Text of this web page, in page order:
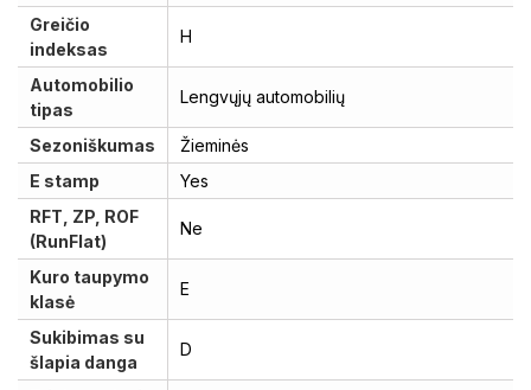
Greičio
indeksas
H
Automobilio
tipas
Lengvųjų automobilių
Sezoniškumas
Žieminės
E stamp
Yes
RFT, ZP, ROF
(RunFlat)
Ne
Kuro taupymo
klasė
E
Sukibimas su
šlapia danga
D